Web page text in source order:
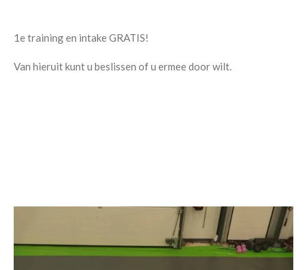
1e training en intake GRATIS!
Van hieruit kunt u beslissen of u ermee door wilt.